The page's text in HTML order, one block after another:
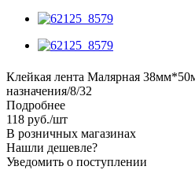
Клейкая лента Малярная
назначения/8/32
Подробнее
118 руб./шт
В розничных магазинах
Нашли дешевле?
Уведомить о поступлении